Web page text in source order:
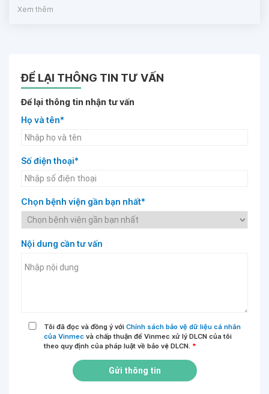
Xem thêm
ĐỂ LẠI THÔNG TIN TƯ VẤN
Để lại thông tin nhận tư vấn
Họ và tên*
Số điện thoại*
Chọn bệnh viện gần bạn nhất*
Nội dung cần tư vấn
Tôi đã đọc và đồng ý với Chính sách bảo vệ dữ liệu cá nhân
của Vinmec và chấp thuận để Vinmec xử lý DLCN của tôi
theo quy định của pháp luật về bảo vệ DLCN. *
Gửi thông tin